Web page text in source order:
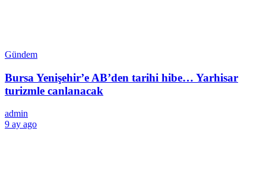
Gündem
Bursa Yenişehir’e AB’den tarihi hibe… Yarhisar
turizmle canlanacak
admin
9 ay ago